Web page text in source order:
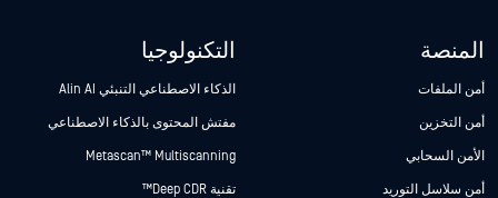
المنصة
أمن الملفات
أمن التخزين
الأمن السحابي
أمن سلاسل التوريد
التكنولوجيا
الذكاء الاصطناعي التنبئي Alin AI
مفتش المحتوى بالذكاء الاصطناعي
Metascan™ Multiscanning
تقنية Deep CDR™